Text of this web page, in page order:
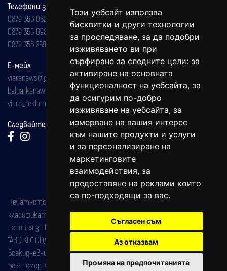
Този уебсайт използва
бисквитки и други технологии
за проследяване, за да подобри
изживяването ви при
сърфиране за следните цели: за
активиране на основната
функционалност на уебсайта, за
да осигурим по-добро
изживяване на уебсайта, за
измерване на вашия интерес
към нашите продукти и услуги
и за персонализиране на
маркетинговите
взаимодействия, за
предоставяне на реклами които
са по-подходящи за вас.
Съгласен съм
Аз отказвам
Промяна на предпочитанията
Телефони за реклама и абонаменти
0879 356 082
0879 356 098
0879 356 289
Е-мейл
viaranews@gmail.com
balgarkanews@gmail.com
viara_reklama@mail.bg
Следвайте ни:
Печатното издание на вестника е регистрирано в националния
класификатор на печатните издания (Българска национална
агенция за ISSN) под номер: ISSN 1312-4722.
"АВС КО" ООД е притежател на марката: Вяра информационен
всекидневник на югозападна България, със свидетелство за марка
рег. номер: 47857/11.05.2004 година.